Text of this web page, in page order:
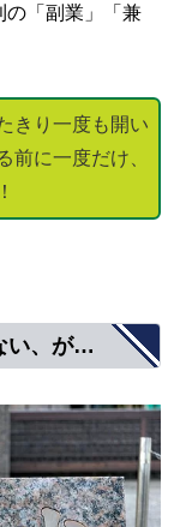
の「副業」「兼
きり一度も開い
前に一度だけ、
い、が…